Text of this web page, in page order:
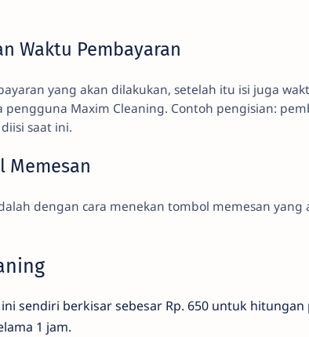
Waktu Pembayaran
yang akan dilakukan, setelah itu isi juga
pengguna Maxim Cleaning. Contoh pengisian:
saat ini.
Memesan
dengan cara menekan tombol memesan
sendiri berkisar sebesar Rp. 650 untuk
1 jam.